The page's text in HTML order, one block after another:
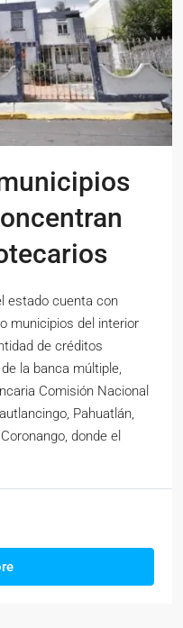
estado cuenta con
municipios del interior
de créditos
la banca múltiple,
Comisión Nacional
Pahuatlán,
donde el